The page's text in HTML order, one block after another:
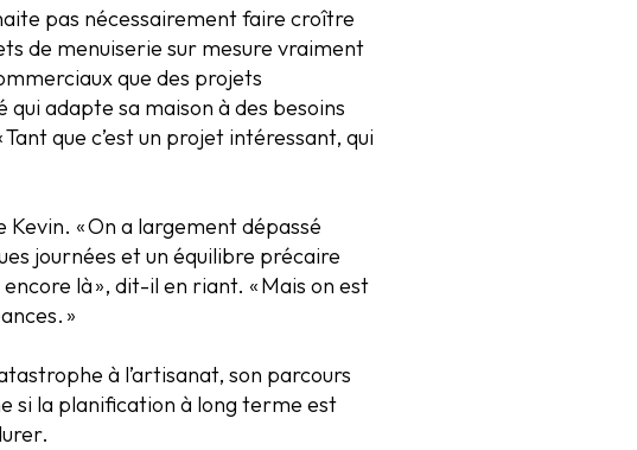
pas nécessairement faire croître
de menuiserie sur mesure vraiment
que des projets
adapte sa maison à des besoins
que c’est un projet intéressant, qui
Kevin. « On a largement dépassé
journées et un équilibre précaire
là », dit-il en riant. « Mais on est
»
à l’artisanat, son parcours
si la planification à long terme est